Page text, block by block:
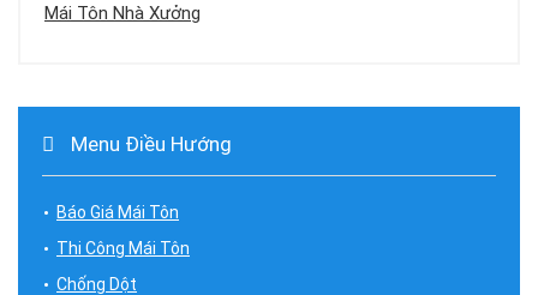
Mái Tôn Nhà Xưởng
Menu Điều Hướng
Báo Giá Mái Tôn
Thi Công Mái Tôn
Chống Dột